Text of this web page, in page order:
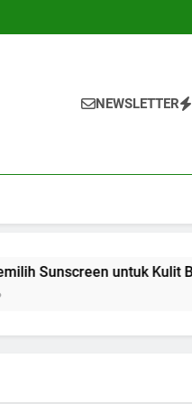
NEWSLETTER
untuk Kulit Berjerawat